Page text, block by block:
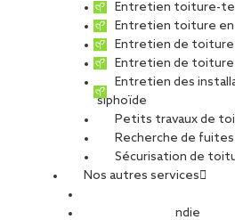
Entretien toiture-
Entretien toiture en
Entretien de
Entretien de
Entretien des
siphoïde
Petits travaux de
Recherche de fuites
Sécurisation de
Nos autres services
Sécurité Incendie